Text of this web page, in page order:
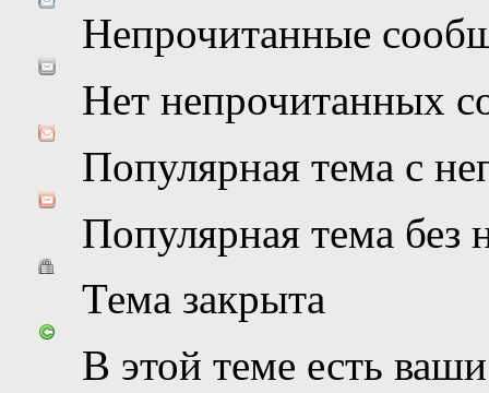
Непрочитанные
Нет непрочитанных
Популярная тема с
Популярная тема
Тема закрыта
В этой теме есть